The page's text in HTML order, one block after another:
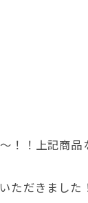
！！上記商品
ただきました